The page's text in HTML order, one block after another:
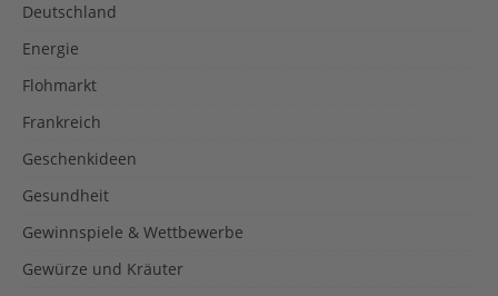
Deutschland
Energie
Flohmarkt
Frankreich
Geschenkideen
Gesundheit
Gewinnspiele & Wettbewerbe
Gewürze und Kräuter